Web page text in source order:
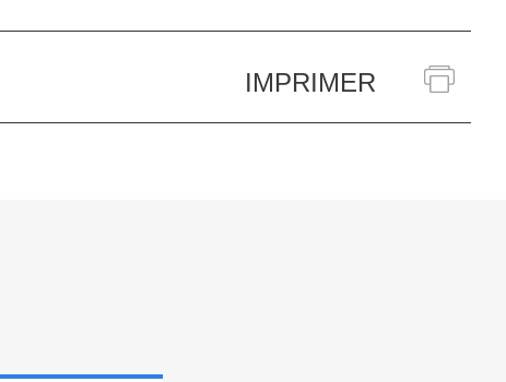
IMPRIMER